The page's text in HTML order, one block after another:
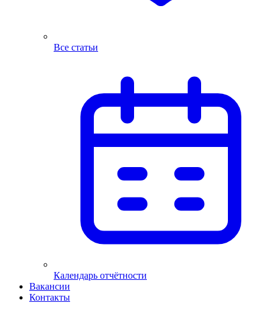
Все статьи
Календарь отчётности
Вакансии
Контакты